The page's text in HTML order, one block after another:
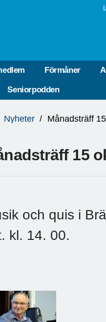
Förmåner
Seniorpodden
Nyheter Månadsträff
15
och quis i
kl. 14. 00.